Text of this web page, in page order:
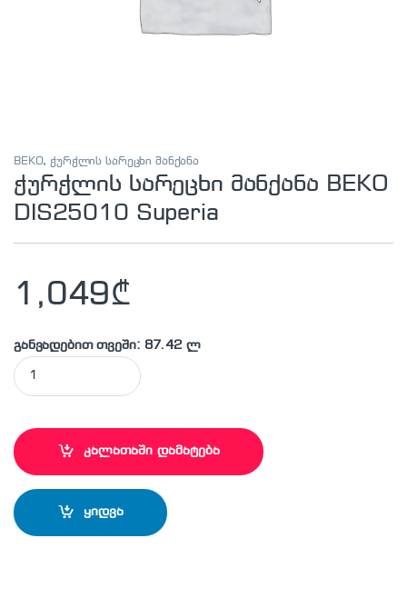
BEKO,ჭურჭლის სარეცხი მანქანა
ჭურჭლის სარეცხი მანქანა BEKO
DIS25010 Superia
1,049₾
განვადებით თვეში: 87.42 ლ
ჭურჭლის სარეცხი მანქანა BEKO DIS25010 Superia quantity
კალათაში დამატება
ყიდვა